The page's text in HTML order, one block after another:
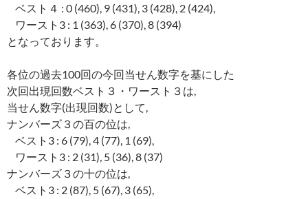
ベスト４ : 0 (460), 9 (431), 3 (428), 2 (424),
ワースト3 : 1 (363), 6 (370), 8 (394)
となっております。
各位の過去100回の今回当せん数字を基にした
次回出現回数ベスト３・ワースト３は,
当せん数字(出現回数)として,
ナンバーズ３の百の位は,
ベスト3 : 6 (79), 4 (77), 1 (69),
ワースト3 : 2 (31), 5 (36), 8 (37)
ナンバーズ３の十の位は,
ベスト3 : 2 (87), 5 (67), 3 (65),